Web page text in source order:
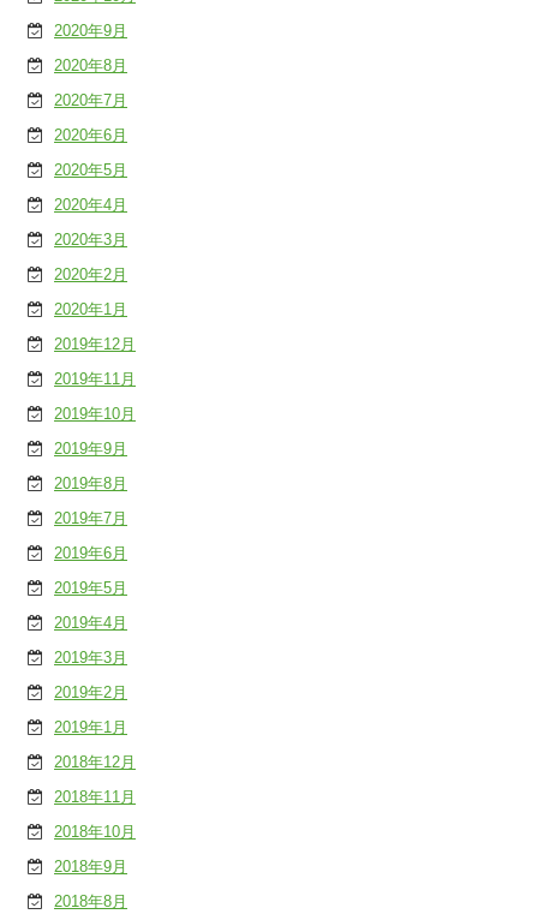
2020年9月
2020年8月
2020年7月
2020年6月
2020年5月
2020年4月
2020年3月
2020年2月
2020年1月
2019年12月
2019年11月
2019年10月
2019年9月
2019年8月
2019年7月
2019年6月
2019年5月
2019年4月
2019年3月
2019年2月
2019年1月
2018年12月
2018年11月
2018年10月
2018年9月
2018年8月